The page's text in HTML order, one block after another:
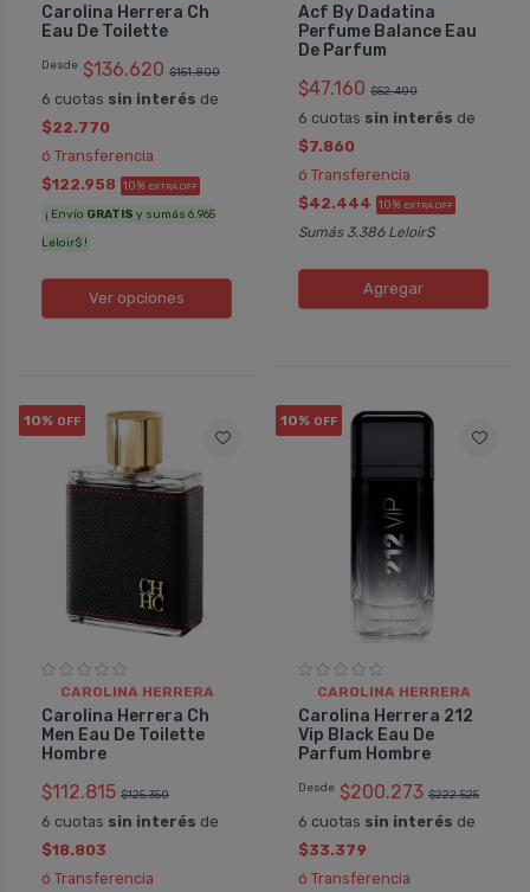
Carolina Herrera Ch
Eau De Toilette
Desde $136.620 $151.800
6 cuotas sin interés de
$22.770
ó Transferencia
$122.958 10% EXTRA OFF
¡ Envío GRATIS y sumás 6.965
Leloir$ !
Ver opciones
Acf By Dadatina
Perfume Balance Eau
De Parfum
$47.160 $52.400
6 cuotas sin interés de
$7.860
ó Transferencia
$42.444 10% EXTRA OFF
Sumás 3.386 Leloir$
Agregar
10% OFF
CAROLINA HERRERA
Carolina Herrera Ch
Men Eau De Toilette
Hombre
$112.815 $125.350
6 cuotas sin interés de
$18.803
ó Transferencia
10% OFF
CAROLINA HERRERA
Carolina Herrera 212
Vip Black Eau De
Parfum Hombre
Desde $200.273 $222.525
6 cuotas sin interés de
$33.379
ó Transferencia